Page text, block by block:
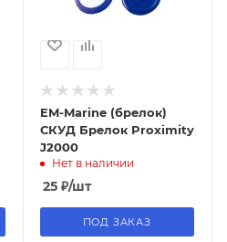
EM-Marine (брелок)
СКУД Брелок Proximity
J2000
Нет в наличии
25₽/шт
ПОД ЗАКАЗ